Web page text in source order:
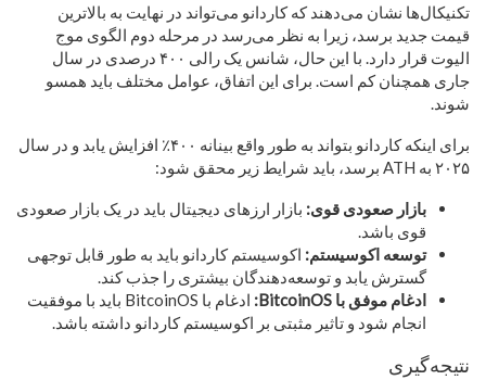
تکنیکال‌ها نشان می‌دهند که کاردانو می‌تواند در نهایت به بالاترین
قیمت جدید برسد، زیرا به نظر می‌رسد در مرحله دوم الگوی موج
الیوت قرار دارد. با این حال، شانس یک رالی ۴۰۰ درصدی در سال
جاری همچنان کم است. برای این اتفاق، عوامل مختلف باید همسو
شوند.
برای اینکه کاردانو بتواند به طور واقع بینانه ۴۰۰٪ افزایش یابد و در سال
۲۰۲۵ به ATH برسد، باید شرایط زیر محقق شود:
بازار صعودی قوی: بازار ارزهای دیجیتال باید در یک بازار صعودی
قوی باشد.
توسعه اکوسیستم: اکوسیستم کاردانو باید به طور قابل توجهی
گسترش یابد و توسعه‌دهندگان بیشتری را جذب کند.
ادغام موفق با BitcoinOS:
ادغام با BitcoinOS باید با موفقیت
انجام شود و تاثیر مثبتی بر اکوسیستم کاردانو داشته باشد.
نتیجه‌گیری